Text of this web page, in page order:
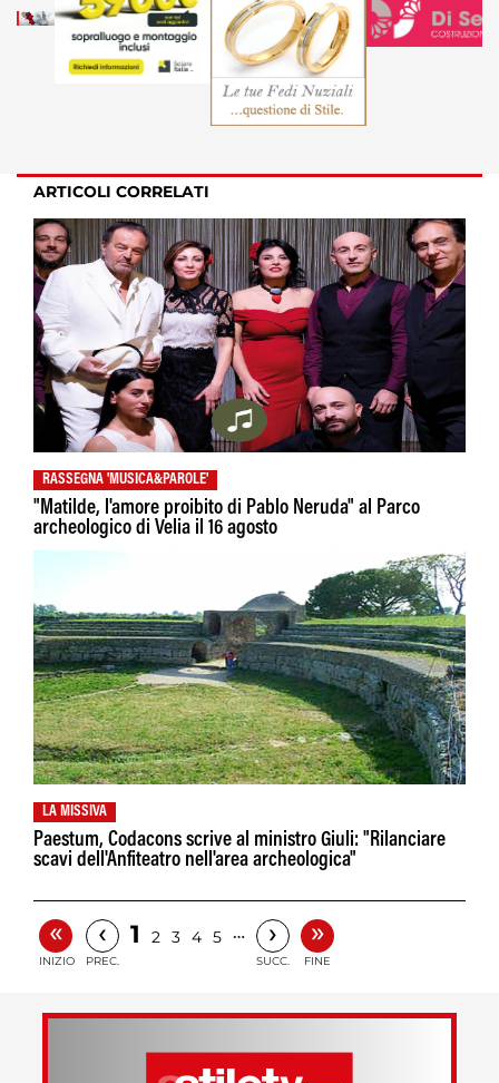
ARTICOLI CORRELATI
RASSEGNA 'MUSICA&PAROLE'
"Matilde, l'amore proibito di Pablo Neruda" al Parco
archeologico di Velia il 16 agosto
LA MISSIVA
Paestum, Codacons scrive al ministro Giuli: "Rilanciare
scavi dell'Anfiteatro nell'area archeologica"
«
INIZIO
‹
PREC.
1 2 3 4 5 … ›
SUCC.
»
FINE